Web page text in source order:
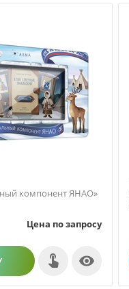
компонент ЯНАО»
Цена по запросу
